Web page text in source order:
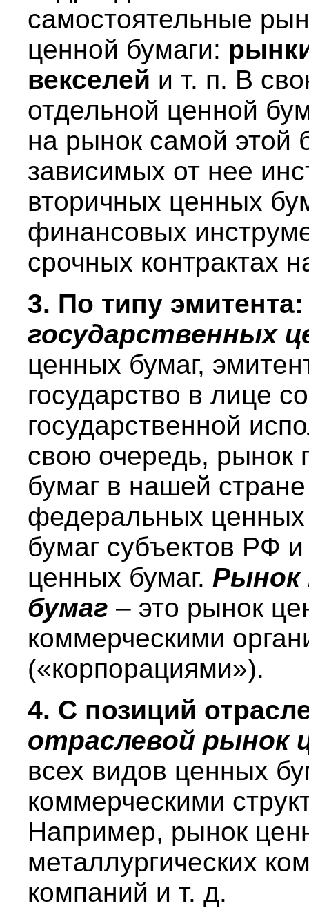
самостоятельные
ценной бумаги:
векселей и т. п. В
отдельной ценной
на рынок самой этой
зависимых от нее
вторичных ценных
финансовых
срочных контрактах
3. По типу
государственных
ценных бумаг,
государство в лице
государственной
свою очередь, рынок
бумаг в нашей
федеральных
бумаг субъектов РФ
ценных бумаг. Рынок
бумаг – это рынок
коммерческими
(«корпорациями»).
4. С позиций
отраслевой рынок
всех видов ценных
коммерческими
Например, рынок
металлургических
компаний и т. д.